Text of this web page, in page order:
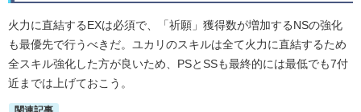
火力に直結するEXは必須で、「祈願」獲得数が増加するNSの強化
も最優先で行うべきだ。ユカリのスキルは全て火力に直結するため
全スキル強化した方が良いため、PSとSSも最終的には最低でも7付
近までは上げておこう。